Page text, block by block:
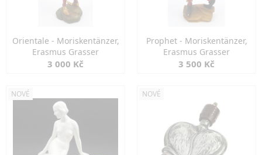
Orientale - Moriskentänzer,
Erasmus Grasser
3 000 Kč
Prophet - Moriskentänzer,
Erasmus Grasser
3 500 Kč
NOVÉ NOVÉ